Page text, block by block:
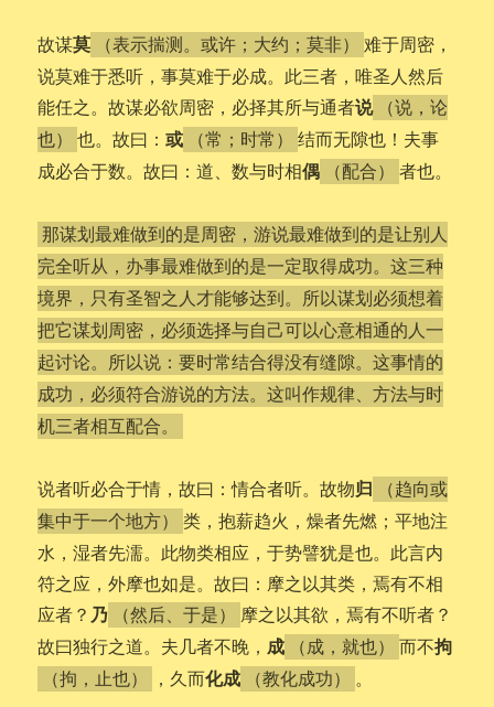
故谋莫 （表示揣测。或许；大约；莫非）
难于周密，
说莫难于悉听，事莫难于必成。此三者，唯圣人然后
能任之。故谋必欲周密，必择其所与通者说
（说，论
也）
也。故曰：或 （常；时常）
结而无隙也！夫事
成必合于数。故曰：道、数与时相偶 （配合） 者也。
那谋划最难做到的是周密，游说最难做到的是让别人
完全听从，办事最难做到的是一定取得成功。这三种
境界，只有圣智之人才能够达到。所以谋划必须想着
把它谋划周密，必须选择与自己可以心意相通的人一
起讨论。所以说：要时常结合得没有缝隙。这事情的
成功，必须符合游说的方法。这叫作规律、方法与时
机三者相互配合。
说者听必合于情，故曰：情合者听。故物归
（趋向或
集中于一个地方）
类，抱薪趋火，燥者先燃；平地注
水，湿者先濡。此物类相应，于势譬犹是也。此言内
符之应，外摩也如是。故曰：摩之以其类，焉有不相
应者？ 乃 （然后、于是）
摩之以其欲，焉有不听者？
故曰独行之道。夫几者不晚， 成 （成，就也） 而不拘
（拘，止也） ，久而化成 （教化成功） 。